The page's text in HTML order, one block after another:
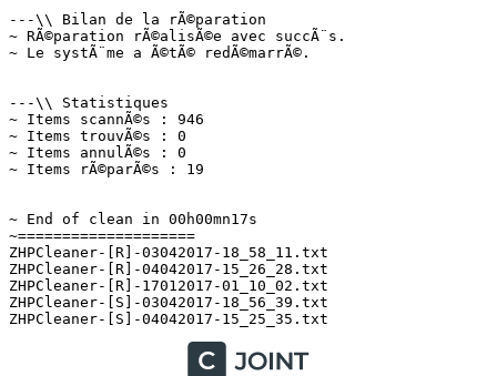
---\\ Bilan de la rÃ©paration
~ RÃ©paration rÃ©alisÃ©e avec succÃ¨s.
~ Le systÃ¨me a Ã©tÃ© redÃ©marrÃ©.
---\\ Statistiques
~ Items scannÃ©s : 946
~ Items trouvÃ©s : 0
~ Items annulÃ©s : 0
~ Items rÃ©parÃ©s : 19
~ End of clean in 00h00mn17s
~====================
ZHPCleaner-[R]-03042017-18_58_11.txt
ZHPCleaner-[R]-04042017-15_26_28.txt
ZHPCleaner-[R]-17012017-01_10_02.txt
ZHPCleaner-[S]-03042017-18_56_39.txt